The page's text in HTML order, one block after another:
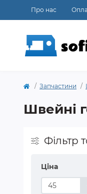
Про нас
Запчастини
Швейні
Фільтр
Ціна